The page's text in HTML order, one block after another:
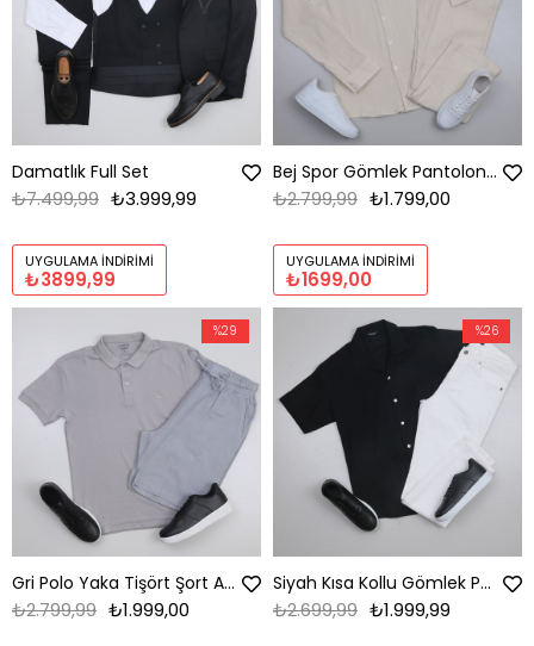
Damatlık Full Set
₺3.999,99
₺7.499,99
UYGULAMA İNDIRIMI
₺3899,99
Bej Spor Gömlek Pantolon Ayakkabı Kombini
₺1.799,00
₺2.799,99
UYGULAMA İNDIRIMI
₺1699,00
Gri Polo Yaka Tişört Şort Ayakkabı Kombini
₺1.999,00
₺2.799,99
%29
Siyah Kısa Kollu Gömlek Pantolon Kombini Erkek | Slim Fit Şık Günlük Set
₺1.999,99
₺2.699,99
%26